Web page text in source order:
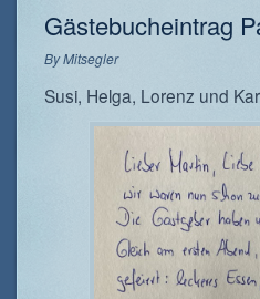
Gästebucheintrag
ByMitsegler
Susi, Helga, Lorenz und